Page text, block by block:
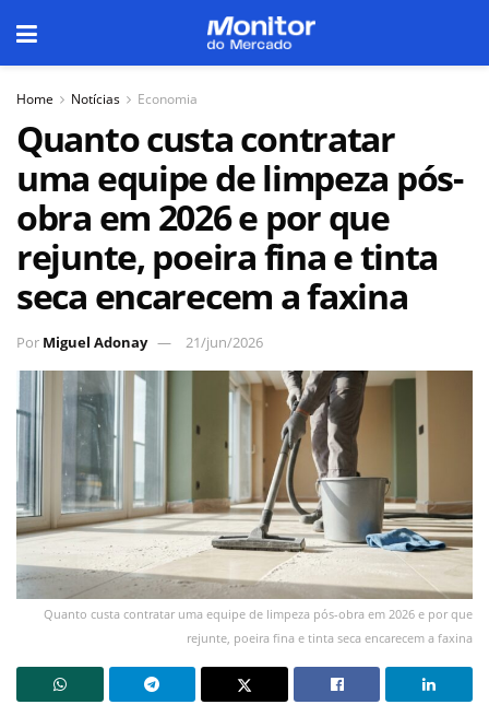
Home Notícias Economia
Quanto custa contratar
uma equipe de limpeza pós-
obra em 2026 e por que
rejunte, poeira fina e tinta
seca encarecem a faxina
Por Miguel Adonay 21/jun/2026
Quanto custa contratar uma equipe de limpeza pós-obra em 2026 e por que
rejunte, poeira fina e tinta seca encarecem a faxina